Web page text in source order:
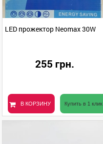
LED прожектор Neomax 30W
255 грн.
В КОРЗИНУ Купить в 1 клик